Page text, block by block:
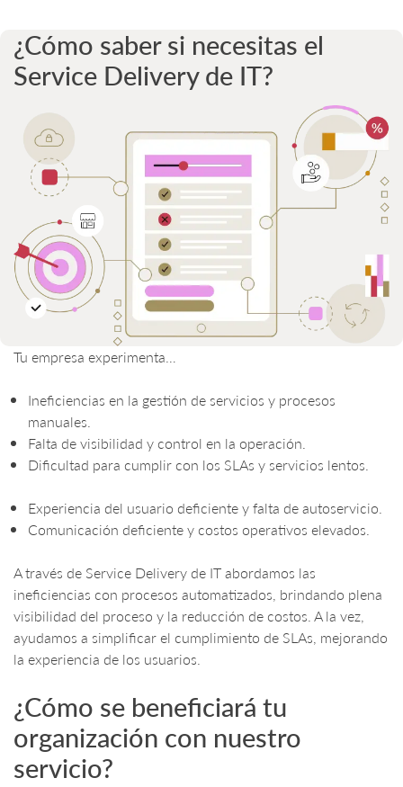
¿Cómo saber si necesitas el
Service Delivery de IT?
Tu empresa experimenta…
Ineficiencias en la gestión de servicios y procesos
manuales.
Falta de visibilidad y control en la operación.
Dificultad para cumplir con los SLAs y servicios lentos.
Experiencia del usuario deficiente y falta de autoservicio.
Comunicación deficiente y costos operativos elevados.
A través de Service Delivery de IT abordamos las
ineficiencias con procesos automatizados, brindando plena
visibilidad del proceso y la reducción de costos. A la vez,
ayudamos a simplificar el cumplimiento de SLAs, mejorando
la experiencia de los usuarios.
¿Cómo se beneficiará tu
organización con nuestro
servicio?